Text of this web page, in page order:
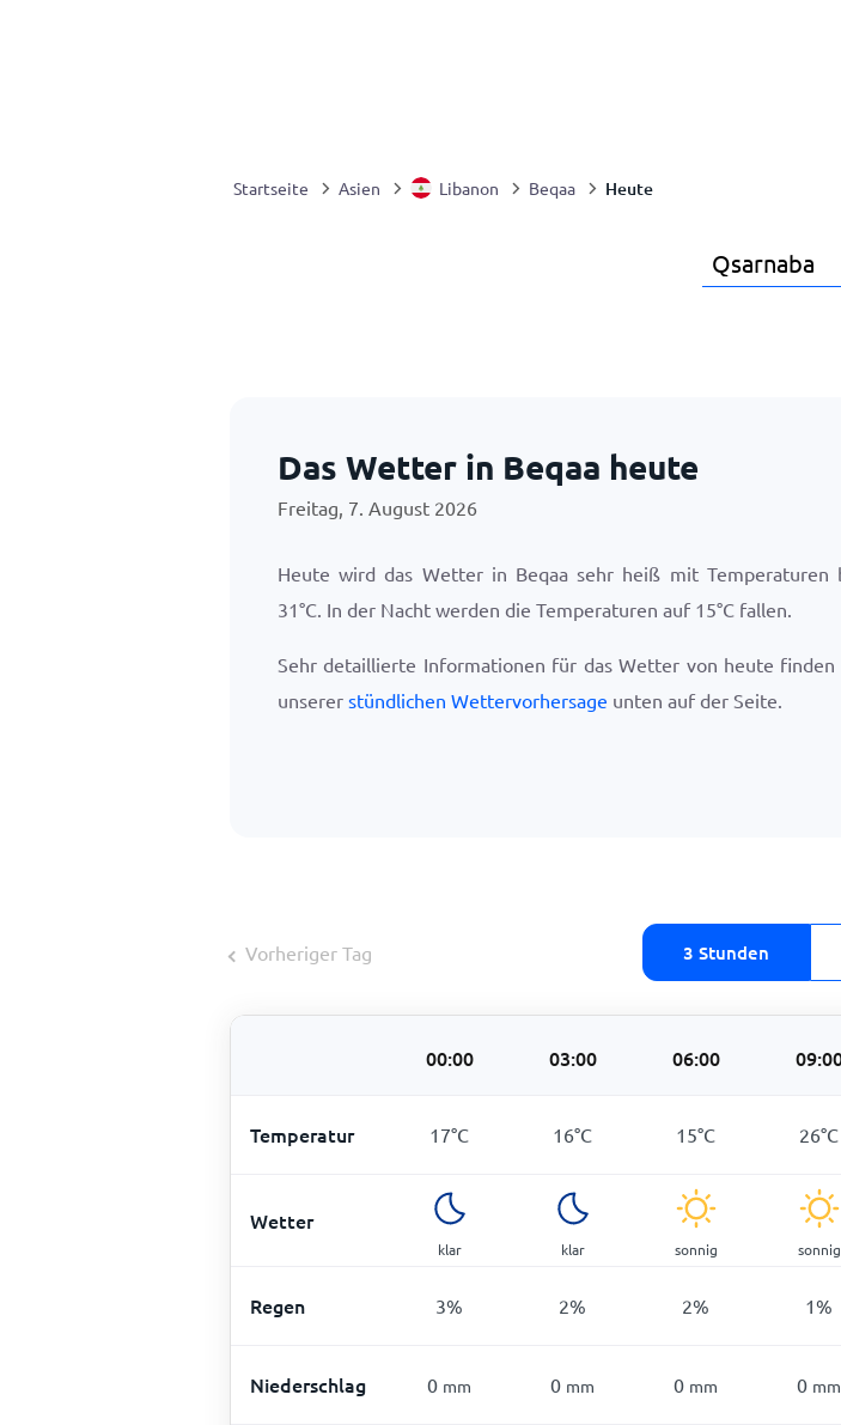
Startseite Asien Libanon Beqaa Heute
Das Wetter in Beqaa heute
Freitag, 7. August 2026
Heute wird das Wetter in Beqaa sehr heiß mit Temperaturen
31°C. In der Nacht werden die Temperaturen auf 15°C fallen.
Sehr detaillierte Informationen für das Wetter von heute finden
unserer stündlichen Wettervorhersage unten auf der Seite.
Vorheriger Tag 3 Stunden
00:00 03:00 06:00
Temperatur 17°C 16°C 15°C 26°C
Wetter
klar klar sonnig sonnig
Regen 3% 2% 2% 1%
Niederschlag 0 mm 0 mm 0 mm 0 mm